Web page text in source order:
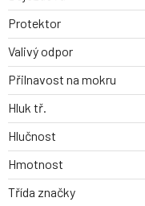
Protektor
Valivý odpor
Přilnavost na mokru
Hluk tř.
Hlučnost
Hmotnost
Třída značky